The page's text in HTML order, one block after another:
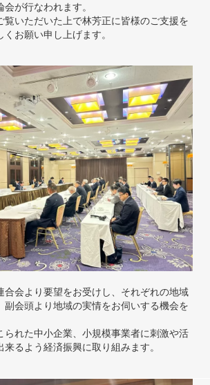
が行なわれます。
覧いただいた上で林芳正に皆様のご支援を
お願い申し上げます。
合会より要望をお受けし、それぞれの地域
副会頭より地域の実情をお伺いする機会を
られた中小企業、小規模事業者に刺激や活
るよう経済振興に取り組みます。